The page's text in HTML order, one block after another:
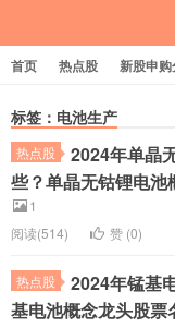
首页 热点股 新股申
标签：电池生产
热点股
2024年单晶
些？单晶无钴锂电池
1
阅读(514)
赞 (0)
热点股
2024年锰基
基电池概念龙头股票